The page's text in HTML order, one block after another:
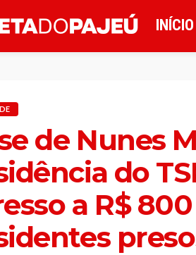
INÍCIO
de Nunes
do
a R$